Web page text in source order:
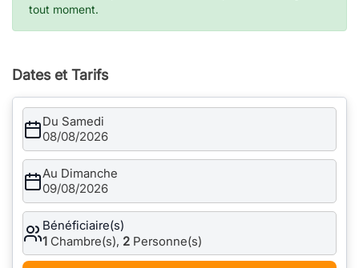
tout moment.
Dates et Tarifs
Du Samedi
08/08/2026
Au Dimanche
09/08/2026
Bénéficiaire(s)
1 Chambre(s), 2 Personne(s)